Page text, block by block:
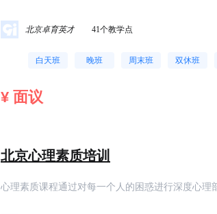
北京卓育英才 41个教学点
白天班 晚班 周末班 双休班
¥ 面议
北京心理素质培训
心理素质课程通过对每一个人的困惑进行深度心理